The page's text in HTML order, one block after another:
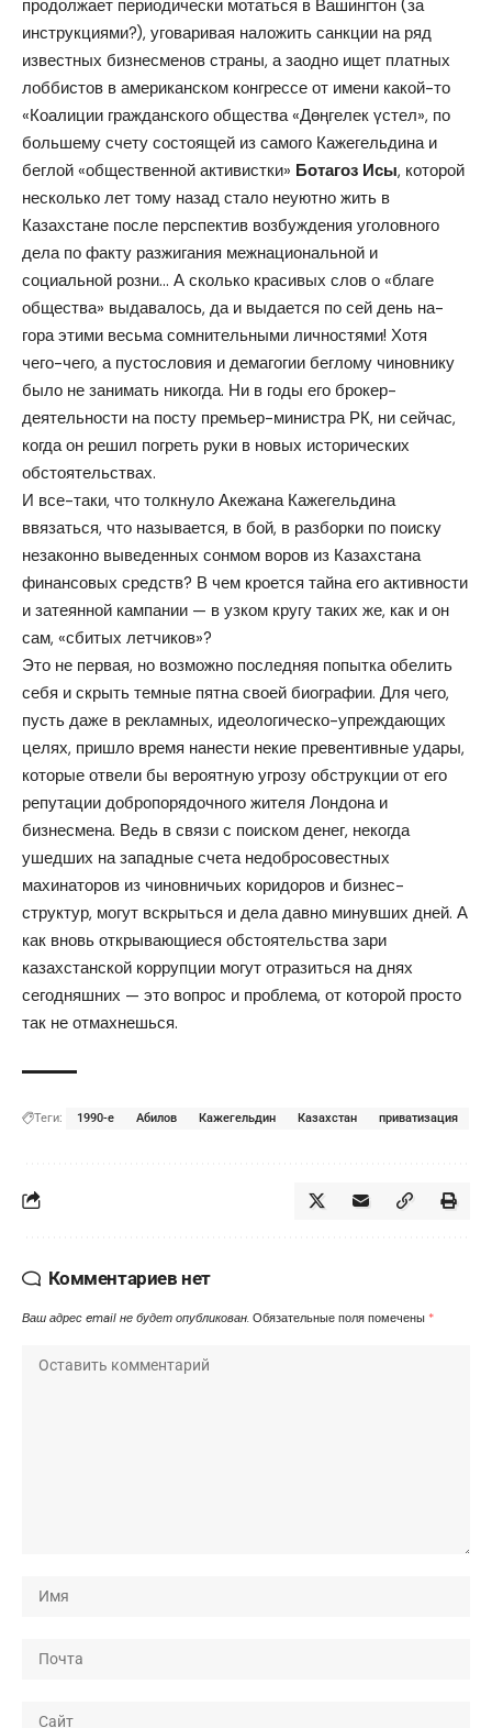
продолжает периодически мотаться в Вашингтон (за
инструкциями?), уговаривая наложить санкции на ряд
известных бизнесменов страны, а заодно ищет платных
лоббистов в американском конгрессе от имени какой-то
«Коалиции гражданского общества «Дөңгелек үстел», по
большему счету состоящей из самого Кажегельдина и
беглой «общественной активистки» Ботагоз Исы, которой
несколько лет тому назад стало неуютно жить в
Казахстане после перспектив возбуждения уголовного
дела по факту разжигания межнациональной и
социальной розни… А сколько красивых слов о «благе
общества» выдавалось, да и выдается по сей день на-
гора этими весьма сомнительными личностями! Хотя
чего-чего, а пустословия и демагогии беглому чиновнику
было не занимать никогда. Ни в годы его брокер-
деятельности на посту премьер-министра РК, ни сейчас,
когда он решил погреть руки в новых исторических
обстоятельствах.
И все-таки, что толкнуло Акежана Кажегельдина
ввязаться, что называется, в бой, в разборки по поиску
незаконно выведенных сонмом воров из Казахстана
финансовых средств? В чем кроется тайна его активности
и затеянной кампании — в узком кругу таких же, как и он
сам, «сбитых летчиков»?
Это не первая, но возможно последняя попытка обелить
себя и скрыть темные пятна своей биографии. Для чего,
пусть даже в рекламных, идеологическо-упреждающих
целях, пришло время нанести некие превентивные удары,
которые отвели бы вероятную угрозу обструкции от его
репутации добропорядочного жителя Лондона и
бизнесмена. Ведь в связи с поиском денег, некогда
ушедших на западные счета недобросовестных
махинаторов из чиновничьих коридоров и бизнес-
структур, могут вскрыться и дела давно минувших дней. А
как вновь открывающиеся обстоятельства зари
казахстанской коррупции могут отразиться на днях
сегодняшних — это вопрос и проблема, от которой просто
так не отмахнешься.
Теги: 1990-е Абилов Кажегельдин Казахстан приватизация
Комментариев нет
Ваш адрес email не будет опубликован. Обязательные поля помечены *